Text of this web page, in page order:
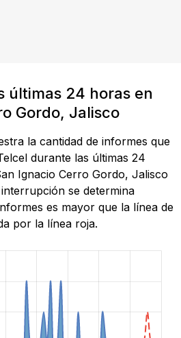
últimas 24 horas en
Gordo, Jalisco
la cantidad de informes que
durante las últimas 24
Ignacio Cerro Gordo, Jalisco
se determina
es mayor que la línea de
por la línea roja.